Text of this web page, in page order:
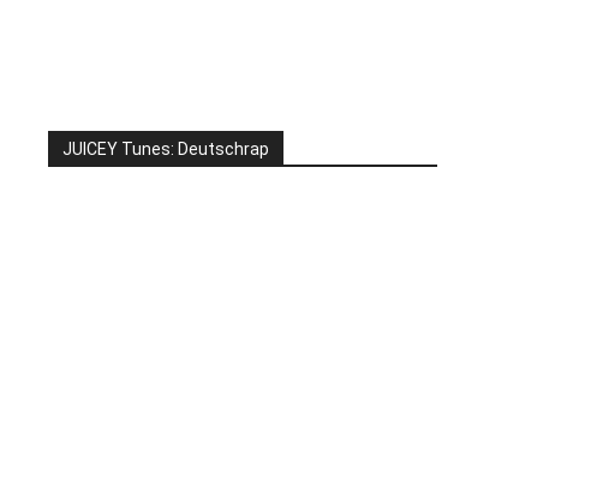
JUICEY Tunes: Deutschrap